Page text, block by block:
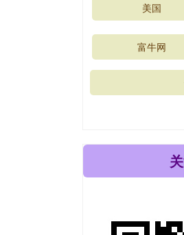
美国
富牛网